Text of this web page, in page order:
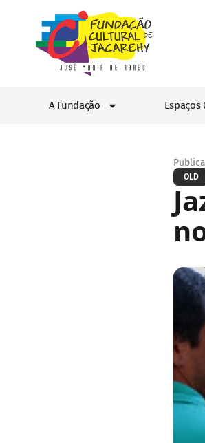
A Fundação Espaços
OLD